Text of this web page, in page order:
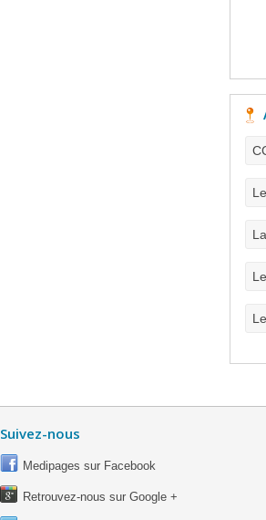
Suivez-nous
Medipages sur Facebook
Retrouvez-nous sur Google +